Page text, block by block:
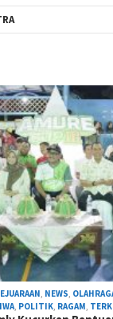
NEWS
POLITIK RAGAM